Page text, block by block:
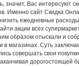
значит, Вас интересуют
Именно сайт Скидка
ежедневные
акции всех
образом отыскали и
в магазинах. Суть
совершать свои
дорогостоящей